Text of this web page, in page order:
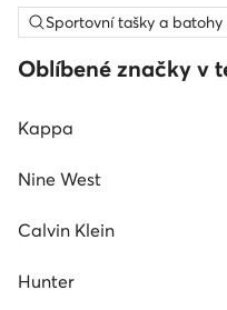
Sportovní tašky a batohy
Oblíbené značky v
Kappa
Nine West
Calvin Klein
Hunter